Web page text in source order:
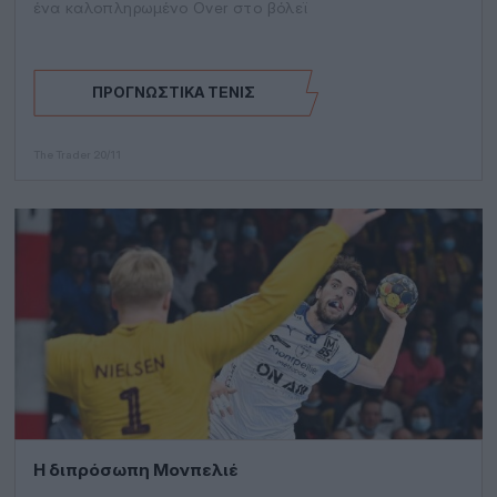
ένα καλοπληρωμένο Over στο βόλεϊ
ΠΡΟΓΝΩΣΤΙΚΆ ΤΈΝΙΣ
Η διπρόσωπη Μονπελιέ